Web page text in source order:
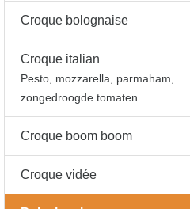
Croque bolognaise
Croque italian
Pesto, mozzarella, parmaham,
zongedroogde tomaten
Croque boom boom
Croque vidée